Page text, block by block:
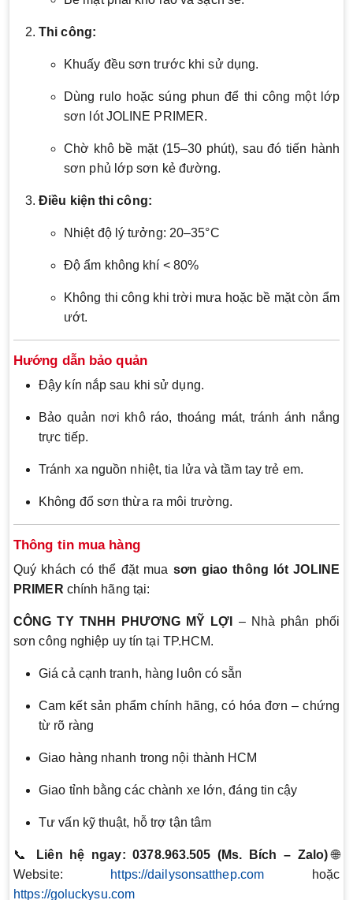
Thi công:
Khuấy đều sơn trước khi sử dụng.
Dùng rulo hoặc súng phun để thi công một lớp
sơn lót JOLINE PRIMER.
Chờ khô bề mặt (15–30 phút), sau đó tiến hành
sơn phủ lớp sơn kẻ đường.
Điều kiện thi công:
Nhiệt độ lý tưởng: 20–35°C
Độ ẩm không khí < 80%
Không thi công khi trời mưa hoặc bề mặt còn ẩm
ướt.
Hướng dẫn bảo quản
Đậy kín nắp sau khi sử dụng.
Bảo quản nơi khô ráo, thoáng mát, tránh ánh nắng
trực tiếp.
Tránh xa nguồn nhiệt, tia lửa và tầm tay trẻ em.
Không đổ sơn thừa ra môi trường.
Thông tin mua hàng
Quý khách có thể đặt mua sơn giao thông lót JOLINE
PRIMER chính hãng tại:
CÔNG TY TNHH PHƯƠNG MỸ LỢI
– Nhà phân phối
sơn công nghiệp uy tín tại TP.HCM.
Giá cả cạnh tranh, hàng luôn có sẵn
Cam kết sản phẩm chính hãng, có hóa đơn – chứng
từ rõ ràng
Giao hàng nhanh trong nội thành HCM
Giao tỉnh bằng các chành xe lớn, đáng tin cậy
Tư vấn kỹ thuật, hỗ trợ tận tâm
📞 Liên hệ ngay: 0378.963.505 (Ms. Bích – Zalo)🌐
Website: https://dailysonsatthep.com hoặc
https://goluckysu.com